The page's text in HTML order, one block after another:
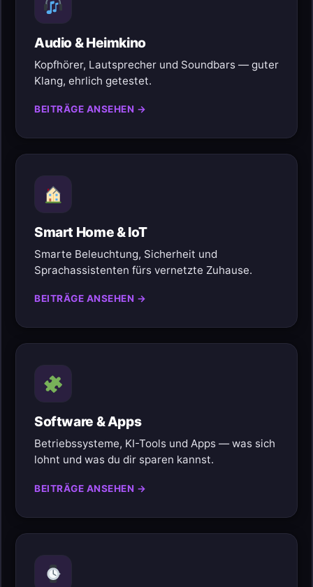
Audio & Heimkino
Kopfhörer, Lautsprecher und Soundbars — guter
Klang, ehrlich getestet.
BEITRÄGE ANSEHEN →
Smart Home & IoT
Smarte Beleuchtung, Sicherheit und
Sprachassistenten fürs vernetzte Zuhause.
BEITRÄGE ANSEHEN →
Software & Apps
Betriebssysteme, KI-Tools und Apps — was sich
lohnt und was du dir sparen kannst.
BEITRÄGE ANSEHEN →